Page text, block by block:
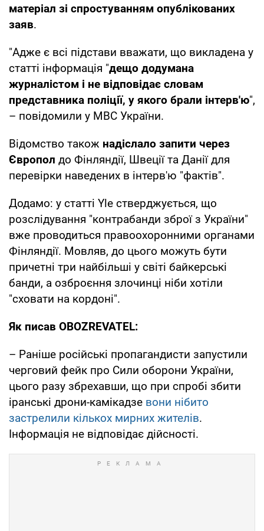
матеріал зі спростуванням опублікованих
заяв.
"Адже є всі підстави вважати, що викладена у
статті інформація "дещо додумана
журналістом і не відповідає словам
представника поліції, у якого брали інтерв'ю",
– повідомили у МВС України.
Відомство також надіслало запити через
Європол до Фінляндії, Швеції та Данії для
перевірки наведених в інтерв'ю "фактів".
Додамо: у статті Yle стверджується, що
розслідування "контрабанди зброї з України"
вже проводиться правоохоронними органами
Фінляндії. Мовляв, до цього можуть бути
причетні три найбільші у світі байкерські
банди, а озброєння злочинці ніби хотіли
"сховати на кордоні".
Як писав OBOZREVATEL:
– Раніше російські пропагандисти запустили
черговий фейк про Сили оборони України,
цього разу збрехавши, що при спробі збити
іранські дрони-камікадзе вони нібито
застрелили кількох мирних жителів.
Інформація не відповідає дійсності.